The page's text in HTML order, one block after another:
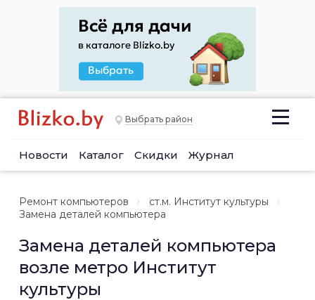
Выбрать район
Новости Каталог Скидки Журнал
Ремонт компьютеров
ст.м. Институт культуры
Замена деталей компьютера
Замена деталей компьютера
возле метро Институт
культуры